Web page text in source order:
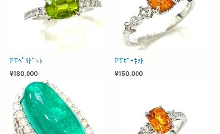
PTﾍﾟﾘﾄﾞｯﾄ
¥180,000
PTｶﾞｰﾈｯﾄ
¥150,000